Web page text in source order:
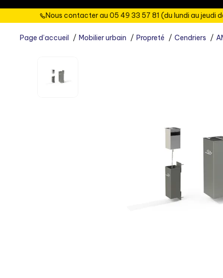
Nous contacter au 05 49 33 57 81 (du lundi au jeudi
Page d’accueil Mobilier urbain Propreté Cendriers